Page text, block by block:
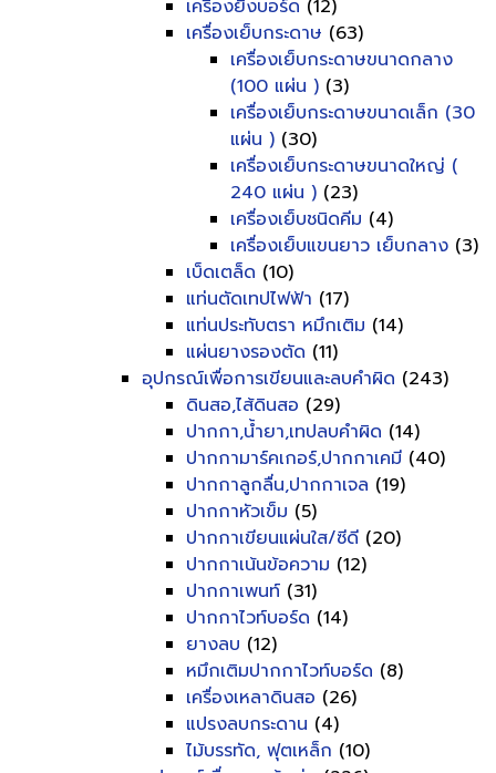
เครื่องยิงบอร์ด (12)
เครื่องเย็บกระดาษ (63)
เครื่องเย็บกระดาษขนาดกลาง
(100 แผ่น ) (3)
เครื่องเย็บกระดาษขนาดเล็ก (30
แผ่น ) (30)
เครื่องเย็บกระดาษขนาดใหญ่ (
240 แผ่น ) (23)
เครื่องเย็บชนิดคีม (4)
เครื่องเย็บแขนยาว เย็บกลาง (3)
เบ็ดเตล็ด (10)
แท่นตัดเทปไฟฟ้า (17)
แท่นประทับตรา หมึกเติม (14)
แผ่นยางรองตัด (11)
อุปกรณ์เพื่อการเขียนและลบคำผิด (243)
ดินสอ,ไส้ดินสอ (29)
ปากกา,น้ำยา,เทปลบคำผิด (14)
ปากกามาร์คเกอร์,ปากกาเคมี (40)
ปากกาลูกลื่น,ปากกาเจล (19)
ปากกาหัวเข็ม (5)
ปากกาเขียนแผ่นใส/ซีดี (20)
ปากกาเน้นข้อความ (12)
ปากกาเพนท์ (31)
ปากกาไวท์บอร์ด (14)
ยางลบ (12)
หมึกเติมปากกาไวท์บอร์ด (8)
เครื่องเหลาดินสอ (26)
แปรงลบกระดาน (4)
ไม้บรรทัด, ฟุตเหล็ก (10)